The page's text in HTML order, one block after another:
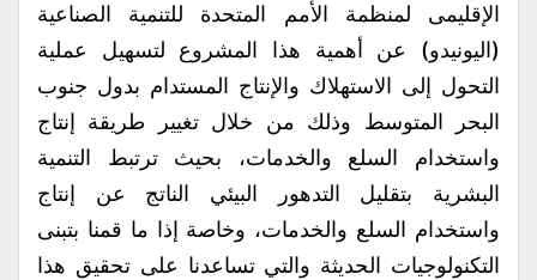
الإقليمى لمنظمة الأمم المتحدة للتنمية الصناعية
(اليونيدو) عن أهمية هذا المشروع لتسهيل عملية
التحول إلى الاستهلاك والإنتاج المستدام بدول جنوب
البحر المتوسط وذلك من خلال تغيير طريقة إنتاج
واستخدام السلع والخدمات، بحيث ترتبط التنمية
البشرية بتقليل التدهور البيئي الناتج عن إنتاج
واستخدام السلع والخدمات، وخاصة إذا ما قمنا بتبنى
التكنولوجيات الحديثة والتي تساعدنا على تحقيق هذا